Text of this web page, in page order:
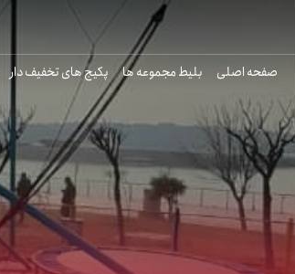
صفحه اصلی بلیط مجموعه ها پکیج های تخفیف دار